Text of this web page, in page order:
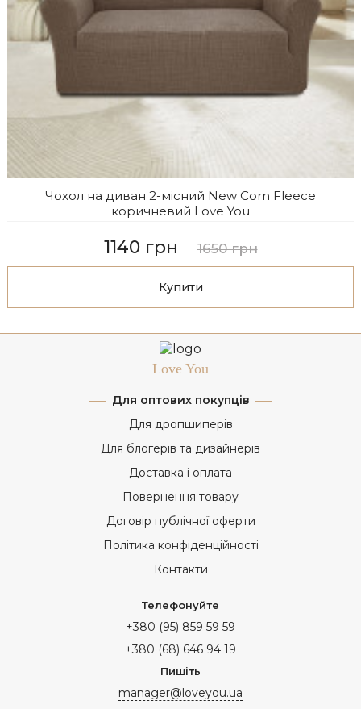
Чохол на диван 2-місний New Corn Fleece
коричневий Love You
1140 грн 1650 грн
Купити
Love You
Для оптових покупців
Для дропшиперів
Для блогерів та дизайнерів
Доставка і оплата
Повернення товару
Договір публічної оферти
Політика конфіденційності
Контакти
Телефонуйте
+380 (95) 859 59 59
+380 (68) 646 94 19
Пишіть
manager@loveyou.ua